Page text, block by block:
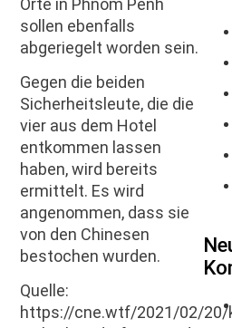
sollen ebenfalls
abgeriegelt worden sein.
Gegen die beiden
Sicherheitsleute, die die
vier aus dem Hotel
entkommen lassen
haben, wird bereits
ermittelt. Es wird
angenommen, dass sie
von den Chinesen
bestochen wurden.
Quelle:
https://cne.wtf/2021/02/20/